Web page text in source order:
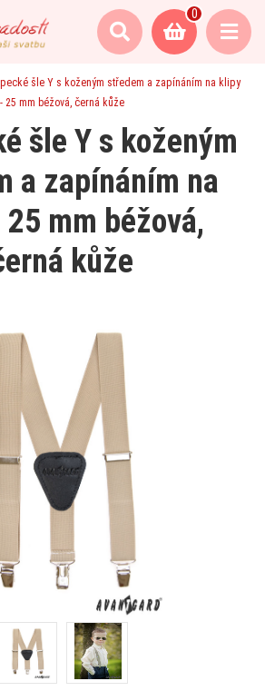
0
šle Y s koženým středem a zapínáním na klipy
- 25 mm béžová, černá kůže
šle Y s koženým
a zapínáním na
mm béžová,
kůže